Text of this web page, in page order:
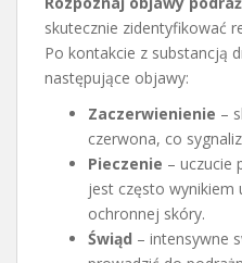
skutecznie zidentyfikować
Po kontakcie z substancją
następujące objawy:
Zaczerwienienie –
czerwona, co
Pieczenie – uczucie
jest często wynikiem
ochronnej skóry.
Świąd – intensywne